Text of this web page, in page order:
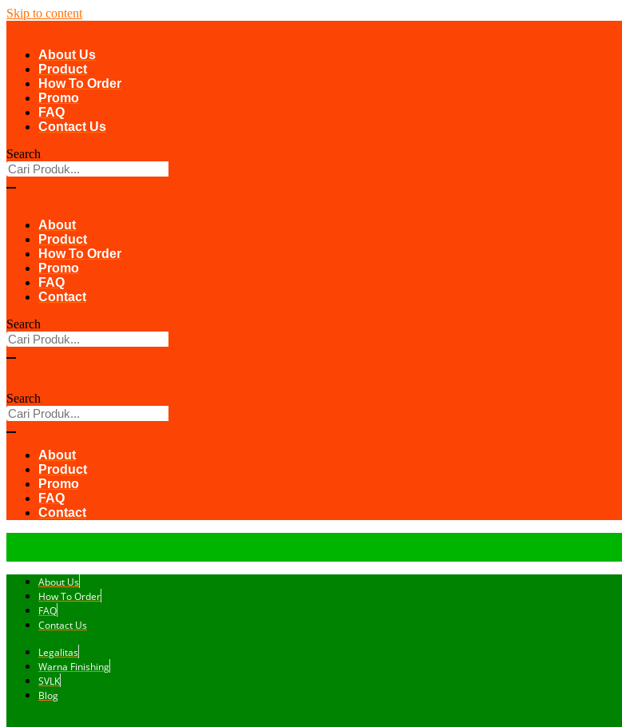
Skip to content
About Us
Product
How To Order
Promo
FAQ
Contact Us
Search
About
Product
How To Order
Promo
FAQ
Contact
Search
Search
About
Product
Promo
FAQ
Contact
About Us
How To Order
FAQ
Contact Us
Legalitas
Warna Finishing
SVLK
Blog